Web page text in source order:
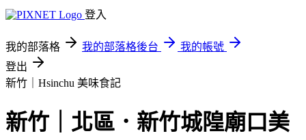
登入
我的部落格 我的部落格後台
我的帳號
登出
新竹｜Hsinchu 美味食記
新竹｜北區．新竹城隍廟口美